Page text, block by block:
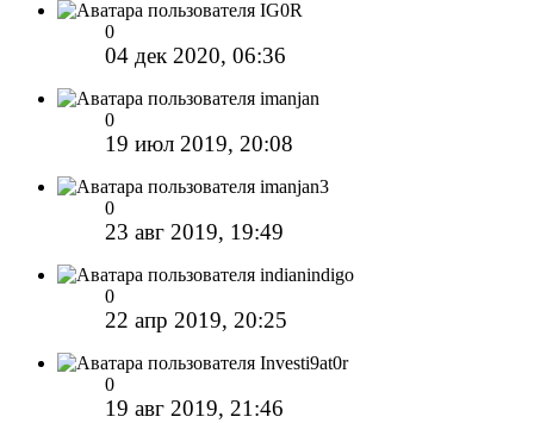
IG0R
0
04 дек 2020, 06:36
imanjan
0
19 июл 2019, 20:08
imanjan3
0
23 авг 2019, 19:49
indianindigo
0
22 апр 2019, 20:25
Investi9at0r
0
19 авг 2019, 21:46